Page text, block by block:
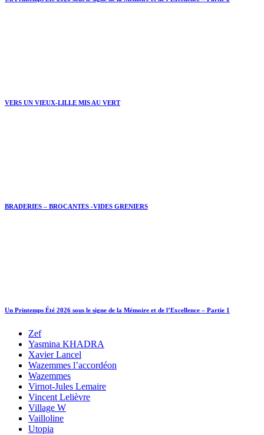
VERS UN VIEUX-LILLE MIS AU VERT
BRADERIES – BROCANTES -VIDES GRENIERS
Un Printemps Été 2026 sous le signe de la Mémoire et de l’Excellence – Partie 1
Zef
Yasmina KHADRA
Xavier Lancel
Wazemmes l’accordéon
Wazemmes
Virnot-Jules Lemaire
Vincent Lelièvre
Village W
Vailloline
Utopia